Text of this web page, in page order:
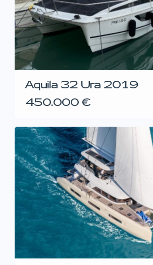
Aquila 32 Ura 2019
450.000 €